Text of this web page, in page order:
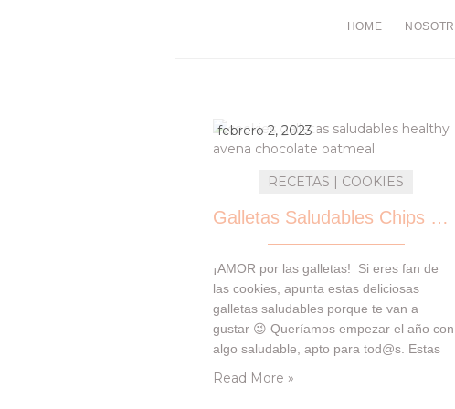
HOME
febrero 2, 2023
RECETAS | COOKIES
Galletas Saludables Chips de Chocolate & Avena
¡AMOR por las galletas! Si eres fan de
las cookies, apunta estas deliciosas
galletas saludables porque te van a
gustar 😉 Queríamos empezar el año con
algo saludable, apto para tod@s. Estas
Read More »